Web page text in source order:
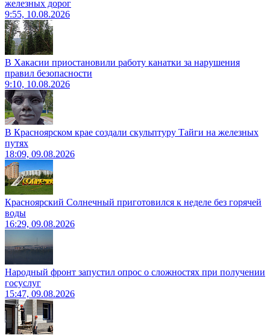
железных дорог
9:55, 10.08.2026
В Хакасии приостановили работу канатки за нарушения
правил безопасности
9:10, 10.08.2026
В Красноярском крае создали скульптуру Тайги на железных
путях
18:09, 09.08.2026
Красноярский Солнечный приготовился к неделе без горячей
воды
16:29, 09.08.2026
Народный фронт запустил опрос о сложностях при получении
госуслуг
15:47, 09.08.2026